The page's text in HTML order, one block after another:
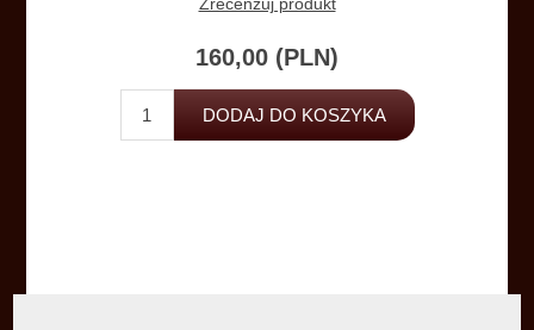
160,00 (PLN)